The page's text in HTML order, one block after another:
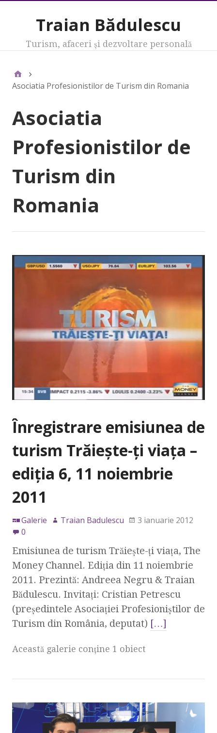
Traian Bădulescu
Turism, afaceri şi dezvoltare personală
Asociatia Profesionistilor de Turism din Romania
Asociatia
Profesionistilor de
Turism din
Romania
Înregistrare emisiunea de
turism Trăieşte-ţi viaţa –
ediţia 6, 11 noiembrie
2011
Galerie Traian Badulescu
3 ianuarie 2012
0
Emisiunea de turism Trăieşte-ţi viaţa, The
Money Channel. Ediţia din 11 noiembrie
2011. Prezintă: Andreea Negru & Traian
Bădulescu. Invitaţi: Cristian Petrescu
(preşedintele Asociaţiei Profesioniştilor de
Turism din România, deputat) […]
Această galerie conţine 1 obiect